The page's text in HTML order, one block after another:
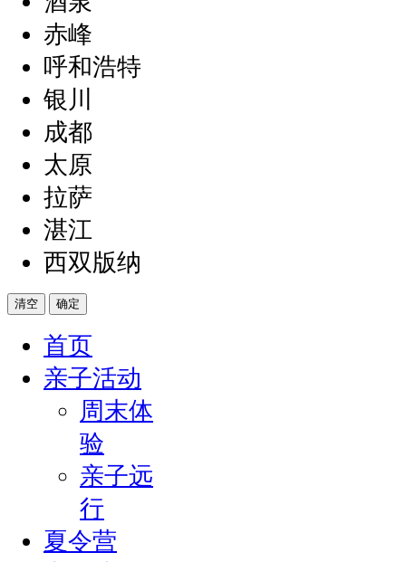
赤峰
呼和浩特
银川
成都
太原
拉萨
湛江
西双版纳
清空 确定
首页
亲子活动
周末体
验
亲子远
行
夏令营